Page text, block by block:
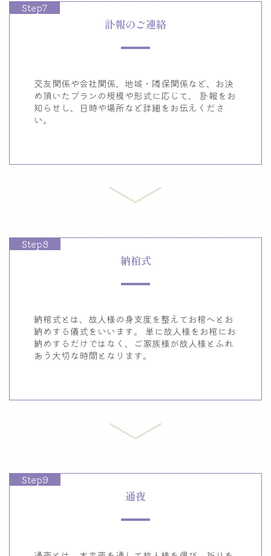
Step7
訃報のご連絡
交友関係や会社関係、地域・隣保関係など、 お決
め頂いたプランの規模や形式に応じて、
訃報をお
知らせし、日時や場所など詳細をお伝えくださ
い。
Step8
納棺式
納棺式とは、故人様の身支度を整えてお棺へとお
納めする儀式をいいます。
単に故人様をお棺にお
納めするだけではなく、 ご家族様が故人様とふれ
あう大切な時間となります。
Step9
通夜